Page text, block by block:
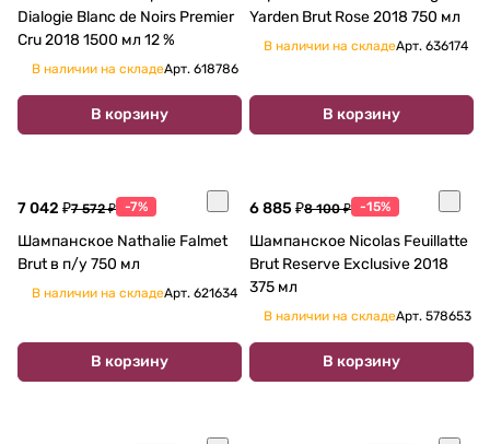
Dialogie Blanc de Noirs Premier
Cru 2018 1500 мл 12 %
В наличии на складеАрт. 618786
В корзину
Yarden Brut Rose 2018 750 мл
В наличии на складеАрт. 636174
В корзину
7 042 ₽7 572 ₽ -7%
Шампанское Nathalie Falmet
Brut в п/у 750 мл
В наличии на складеАрт. 621634
В корзину
6 885 ₽8 100 ₽ -15%
Шампанское Nicolas Feuillatte
Brut Reserve Exclusive 2018
375 мл
В наличии на складеАрт. 578653
В корзину